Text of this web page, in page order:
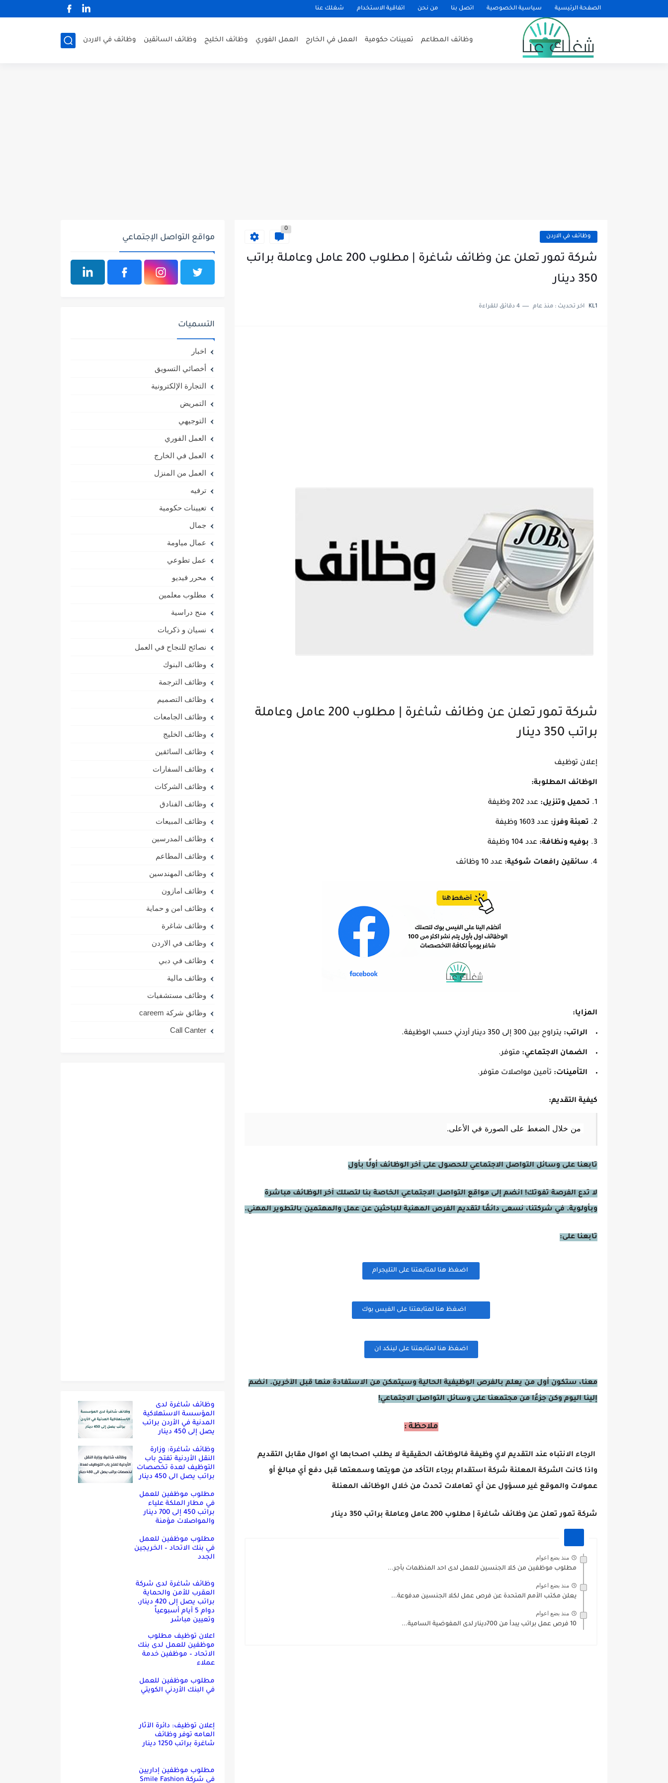
الصفحة الرئيسية سياسية الخصوصية اتصل بنا من نحن اتفاقية الاستخدام شغلك عنا
وظائف المطاعم تعيينات حكومية العمل في الخارج العمل الفوري وظائف الخليج وظائف السائقين وظائف في الاردن
وظائف في الاردن
0
شركة تمور تعلن عن وظائف شاغرة | مطلوب 200 عامل وعاملة براتب
350 دينار
KL1 اخر تحديث : منذ عام 4 دقائق للقراءة
شركة تمور تعلن عن وظائف شاغرة | مطلوب 200 عامل وعاملة
براتب 350 دينار
إعلان توظيف
الوظائف المطلوبة:
تحميل وتنزيل: عدد 202 وظيفة
تعبئة وفرز: عدد 1603 وظيفة
بوفيه ونظافة: عدد 104 وظيفة
سائقين رافعات شوكية: عدد 10 وظائف
المزايا:
الراتب: يتراوح بين 300 إلى 350 دينار أردني حسب الوظيفة.
الضمان الاجتماعي: متوفر.
التأمينات: تأمين مواصلات متوفر.
كيفية التقديم:
من خلال الضغط على الصورة في الأعلى.
تابعنا على وسائل التواصل الاجتماعي للحصول على آخر الوظائف أولًا بأول
لا تدع الفرصة تفوتك! انضم إلى مواقع التواصل الاجتماعي الخاصة بنا لتصلك آخر الوظائف مباشرة
وبأولوية. في شركتنا، نسعى دائمًا لتقديم الفرص المهنية للباحثين عن عمل والمهتمين بالتطوير المهني.
تابعنا على:
اضغظ هنا لمتابعتنا على التليجرام
اضغظ هنا لمتابعتنا على الفيس بوك
اضغظ هنا لمتابعتنا على لينكد ان
معنا، ستكون أول من يعلم بالفرص الوظيفية الحالية وسيتمكن من الاستفادة منها قبل الآخرين. انضم
إلينا اليوم وكن جزءًا من مجتمعنا على وسائل التواصل الاجتماعي!
ملاحظة :
الرجاء الانتباه عند التقديم لاي وظيفة فالوظائف الحقيقية لا يطلب اصحابها اي اموال مقابل التقديم
واذا كانت الشركة المعلنة شركة استقدام برجاء التأكد من هويتها وسمعتها قبل دفع أي مبالغ أو
عمولات والموقع غير مسؤول عن أي تعاملات تحدث من خلال الوظائف المعنلة
شركة تمور تعلن عن وظائف شاغرة | مطلوب 200 عامل وعاملة براتب 350 دينار
منذ بضع اعوام
مطلوب موظفين من كلا الجنسين للعمل لدى احد المنظمات بأجر...
منذ بضع اعوام
يعلن مكتب الأمم المتحدة عن فرص عمل لكلا الجنسين مدفوعة...
منذ بضع اعوام
10 فرص عمل براتب يبدأ من 700دينار لدى المفوضية السامية...
مواقع التواصل الإجتماعي
التسميات
اخبار
أخصائي التسويق
التجارة الإلكترونية
التمريض
التوجيهي
العمل الفوري
العمل في الخارج
العمل من المنزل
ترفيه
تعيينات حكومية
جمال
عمال مياومة
عمل تطوعي
محرر فيديو
مطلوب معلمين
منح دراسية
نسيان و ذكريات
نصائح للنجاح في العمل
وظائف البنوك
وظائف الترجمة
وظائف التصميم
وظائف الجامعات
وظائف الخليج
وظائف السائقين
وظائف السفارات
وظائف الشركات
وظائف الفنادق
وظائف المبيعات
وظائف المدرسين
وظائف المطاعم
وظائف المهندسين
وظائف امازون
وظائف امن و حماية
وظائف شاغرة
وظائف في الاردن
وظائف في دبي
وظائف مالية
وظائف مستشفيات
وظائق شركة careem
Call Canter
وظائف شاغرة لدى
المؤسسة الاستهلاكية
المدنية في الأردن براتب
يصل إلى 450 دينار
وظائف شاغرة: وزارة
النقل الأردنية تفتح باب
التوظيف لعدة تخصصات
براتب يصل الى 450 دينار
مطلوب موظفين للعمل
في مطار الملكة علياء
براتب 450 إلى 700 دينار
والمواصلات مؤمنة
مطلوب موظفين للعمل
في بنك الاتحاد – الخريجين
الجدد
وظائف شاغرة لدى شركة
العقرب للأمن والحماية
براتب يصل إلى 420 دينار،
دوام 5 أيام أسبوعياً
وتعيين مباشر
اعلان توظيف مطلوب
موظفين للعمل لدى بنك
الاتحاد – موظفين خدمة
عملاء
مطلوب موظفين للعمل
في البنك الأردني الكويتي
إعلان توظيف: دائرة الآثار
العامه توفر وظائف
شاغرة براتب 1250 دينار
مطلوب موظفين إداريين
في شركة Smile Fashion